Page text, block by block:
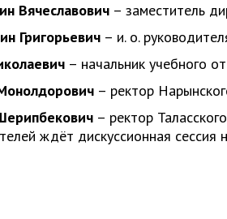
Вячеславович – заместитель
Григорьевич – и. о.
– начальник учебного
– ректор
– ректор
ждёт дискуссионная